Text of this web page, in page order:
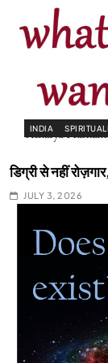
INDIA
डिग्री से नहीं
JULY 3, 2026